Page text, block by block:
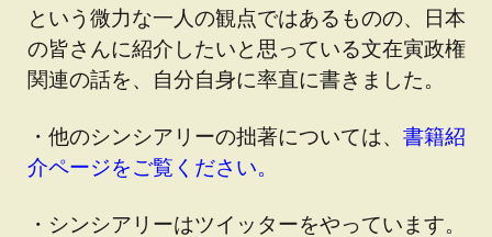
という微力な一人の観点ではあるものの、日本
の皆さんに紹介したいと思っている文在寅政権
関連の話を、自分自身に率直に書きました。
・他のシンシアリーの拙著については、 書籍紹
介ページをご覧ください。
・シンシアリーはツイッターをやっています。